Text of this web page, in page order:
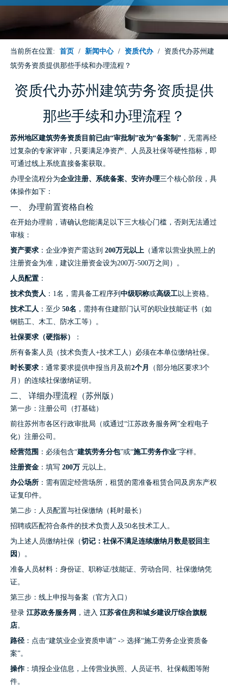
当前所在位置: 首页 / 新闻中心 / 资质代办 /
资质代办苏州建
筑劳务资质提供那些手续和办理流程？
资质代办苏州建筑劳务资质提供
那些手续和办理流程？
苏州地区建筑劳务资质目前已由“审批制”改为“备案制” ，无需再经
过复杂的专家评审，只要满足净资产、人员及社保等硬性指标，即
可通过线上系统直接备案获取。
办理全流程分为企业注册、系统备案、安许办理三个核心阶段，具
体操作如下：
一、 办理前置资格自检
在开始办理前，请确认您能满足以下三大核心门槛，否则无法通过
审核：
资产要求 ：企业净资产需达到 200万元以上 （通常以营业执照上的
注册资金为准，建议注册资金设为200万-500万之间）。
人员配置 ：
技术负责人 ：1名，需具备工程序列 中级职称或高级工以上资格。
技术工人 ：至少 50名 ，需持有住建部门认可的职业技能证书（如
钢筋工、木工、防水工等）。
社保要求（硬指标）
：
所有备案人员（技术负责人+技术工人）必须在本单位缴纳社保。
时长要求 ：通常要求提供申报当月及前2个月
（部分地区要求3个
月）的连续社保缴纳证明。
二、 详细办理流程（苏州版）
第一步：注册公司（打基础）
前往苏州市各区行政审批局（或通过“江苏政务服务网”全程电子
化）注册公司。
经营范围 ：必须包含“建筑劳务分包”或“施工劳务作业”字样。
注册资金 ：填写 200万 元以上。
办公场所 ：需有固定经营场所，租赁的需准备租赁合同及房东产权
证复印件。
第二步：人员配置与社保缴纳（耗时最长）
招聘或匹配符合条件的技术负责人及50名技术工人。
为上述人员缴纳社保（切记：社保不满足连续缴纳月数是驳回主
因 ）。
准备人员材料：身份证、职称证/技能证、劳动合同、社保缴纳凭
证。
第三步：线上申报与备案（官方入口）
登录 江苏政务服务网 ，进入 江苏省住房和城乡建设厅综合旗舰
店。
路径：点击“建筑业企业资质申请” -> 选择“施工劳务企业资质备
案”。
操作：填报企业信息，上传营业执照、人员证书、社保截图等附
件。